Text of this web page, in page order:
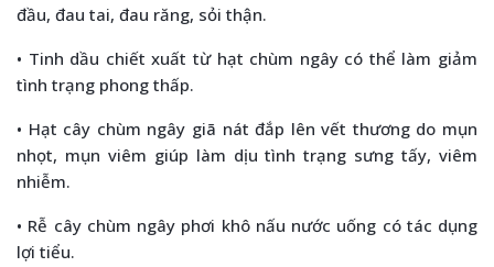
đầu, đau tai, đau răng, sỏi thận.
• Tinh dầu chiết xuất từ hạt chùm ngây có thể làm giảm
tình trạng phong thấp.
• Hạt cây chùm ngây giã nát đắp lên vết thương do mụn
nhọt, mụn viêm giúp làm dịu tình trạng sưng tấy, viêm
nhiễm.
• Rễ cây chùm ngây phơi khô nấu nước uống có tác dụng
lợi tiểu.